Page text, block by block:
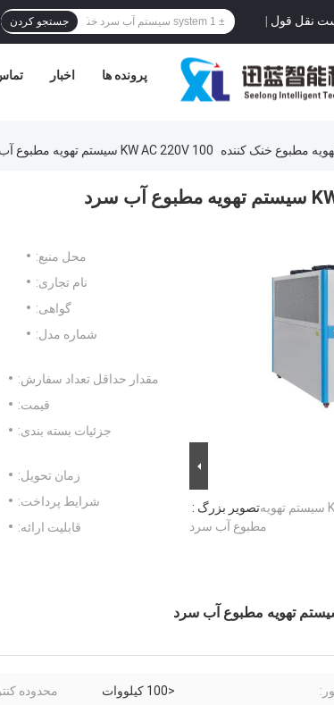
نقل قول | جستجو کردن
اخبار پرونده ها
مطبوع خنک کننده 100 KW AC 220V سیستم تهویه مطبوع آب سرد
تصویر بزرگ :100 KW AC 220V سیستم تهویه
مطبوع آب سرد
محل منبع:
نام تجاری:
گواهی:
شماره مدل:
مقدار حداقل تعداد سفارش:
قیمت:
جزئیات بسته بندی:
زمان تحویل:
شرایط پرداخت:
قابلیت ارائه:
<100 کیلووات محدوده